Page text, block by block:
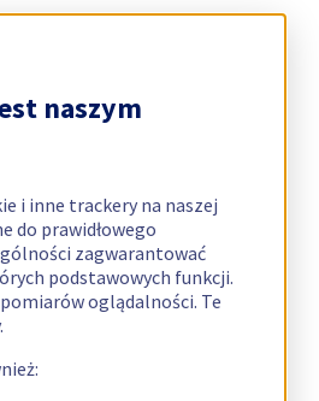
naszym
i inne trackery na naszej
do prawidłowego
zagwarantować
podstawowych funkcji.
oglądalności. Te